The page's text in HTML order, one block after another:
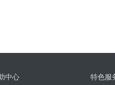
中心 特色服